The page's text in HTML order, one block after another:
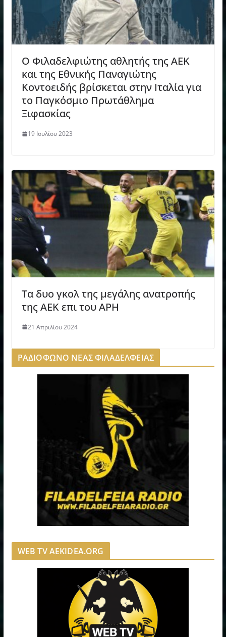
Ο Φιλαδελφιώτης αθλητής της ΑΕΚ
και της Εθνικής Παναγιώτης
Κοντοειδής βρίσκεται στην Ιταλία για
το Παγκόσμιο Πρωτάθλημα
Ξιφασκίας
19 Ιουλίου 2023
Τα δυο γκολ της μεγάλης ανατροπής
της ΑΕΚ επι του ΑΡΗ
21 Απριλίου 2024
ΡΑΔΙΟΦΩΝΟ ΝΕΑΣ ΦΙΛΑΔΕΛΦΕΙΑΣ
WEB TV AEKIDEA.ORG